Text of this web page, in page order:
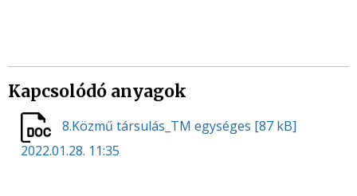
Kapcsolódó anyagok
8.Közmű társulás_TM egységes [87 kB]
2022.01.28. 11:35